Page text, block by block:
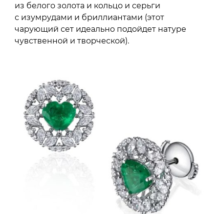
из белого золота и кольцо и серьги
с изумрудами и бриллиантами (этот
чарующий сет идеально подойдет натуре
чувственной и творческой).